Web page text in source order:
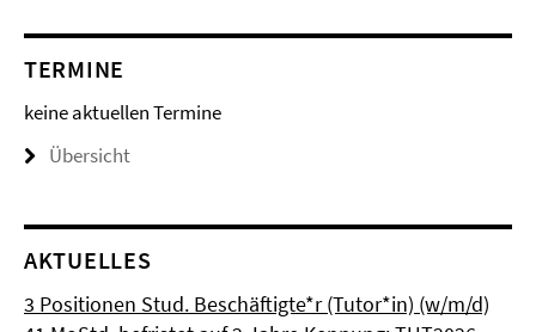
TERMINE
keine aktuellen Termine
Übersicht
AKTUELLES
3 Positionen Stud. Beschäftigte*r (Tutor*in) (w/m/d)